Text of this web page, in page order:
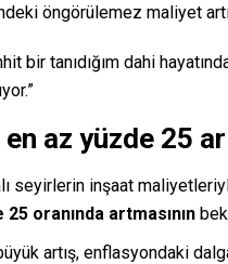
öngörülemez maliyet
bir tanıdığım dahi
az yüzde 25
seyirlerin inşaat
oranında artmasının
artış, enflasyondaki